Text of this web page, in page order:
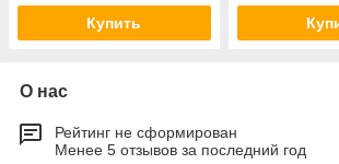
Купить
О нас
Рейтинг не сформирован
Менее 5 отзывов за последний год